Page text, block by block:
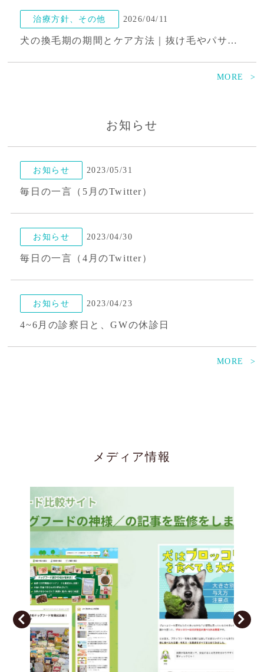
治療方針、その他 2026/04/11
犬の換毛期の期間とケア方法｜抜け毛やパサつきは内側からのケアで改善できる!?
MORE
お知らせ
お知らせ 2023/05/31
毎日の一言（5月のTwitter）
お知らせ 2023/04/30
毎日の一言（4月のTwitter）
お知らせ 2023/04/23
4~6月の診察日と、GWの休診日
毎日の一言（2月のTwitter）
お知らせ 2023/01/30
毎日の一言（2023.1月のTwitter）
MORE
メディア情報